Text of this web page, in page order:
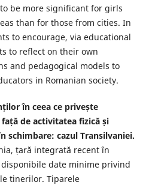
be more significant for girls
than for those from cities. In
to encourage, via educational
to reflect on their own
and pedagogical models to
in Romanian society.
în ceea ce privește
de activitatea fizică și
schimbare: cazul Transilvaniei.
țară integrată recent în
date minime privind
tinerilor. Tiparele